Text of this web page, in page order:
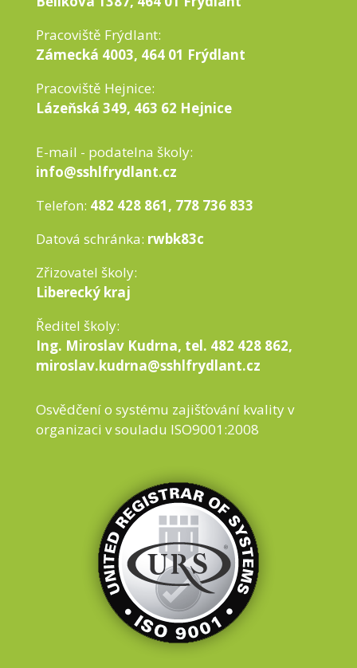
Pracoviště Frýdlant:
Zámecká 4003, 464 01 Frýdlant
Pracoviště Hejnice:
Lázeňská 349, 463 62 Hejnice
E-mail - podatelna školy:
info@sshlfrydlant.cz
Telefon: 482 428 861, 778 736 833
Datová schránka: rwbk83c
Zřizovatel školy:
Liberecký kraj
Ředitel školy:
Ing. Miroslav Kudrna, tel. 482 428 862,
miroslav.kudrna@sshlfrydlant.cz
Osvědčení o systému zajišťování kvality v
organizaci v souladu ISO9001:2008